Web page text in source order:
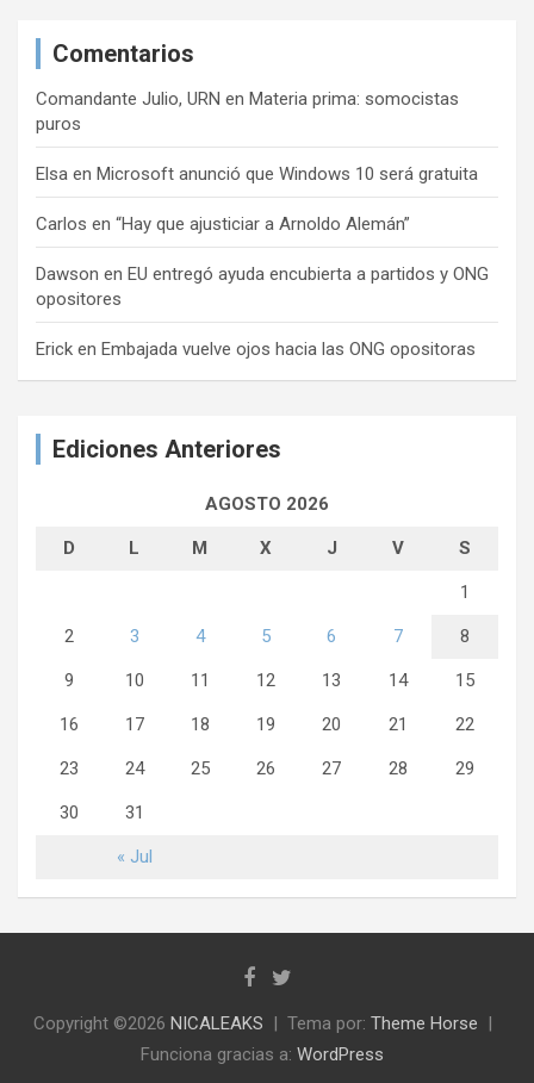
Comentarios
Comandante Julio, URN en Materia prima: somocistas
puros
Elsa en Microsoft anunció que Windows 10 será gratuita
Carlos en “Hay que ajusticiar a Arnoldo Alemán”
Dawson en EU entregó ayuda encubierta a partidos y ONG
opositores
Erick en Embajada vuelve ojos hacia las ONG opositoras
Ediciones Anteriores
AGOSTO 2026
D L M X J V S
« Jul
1
2 3 4 5 6 7 8
9 10 11 12 13 14 15
16 17 18 19 20 21 22
23 24 25 26 27 28 29
30 31
Copyright ©2026 NICALEAKS Tema por: Theme Horse
Funciona gracias a: WordPress